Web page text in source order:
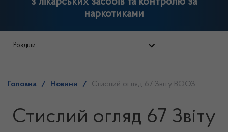
наркотиками
Розділи
Головна / Новини / Стислий огляд 67 Звіту ВООЗ
Стислий огляд 67 Звіту